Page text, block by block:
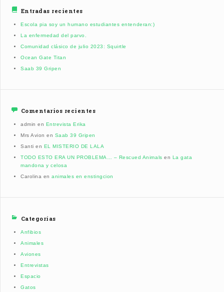
Entradas recientes
Escola pia soy un humano estudiantes entenderan:)
La enfermedad del parvo.
Comunidad clásico de julio 2023: Squirtle
Ocean Gate Titan
Saab 39 Gripen
Comentarios recientes
admin en Entrevista Erika
Mrs Avion en Saab 39 Gripen
Santi en EL MISTERIO DE LALA
TODO ESTO ERA UN PROBLEMA… – Rescued Animals en La gata
mandona y celosa
Carolina enanimales en enstingcion
Categorías
Anfibios
Animales
Aviones
Entrevistas
Espacio
Gatos